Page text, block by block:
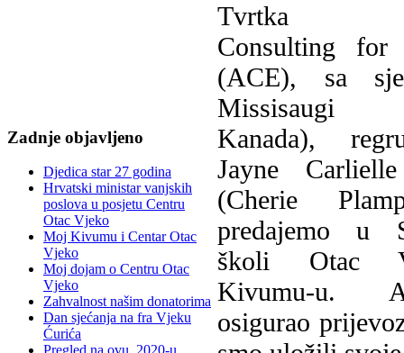
Zadnje objavljeno
Djedica star 27 godina
Hrvatski ministar vanjskih
poslova u posjetu Centru
Otac Vjeko
Moj Kivumu i Centar Otac
Vjeko
Moj dojam o Centru Otac
Vjeko
Zahvalnost našim donatorima
Dan sjećanja na fra Vjeku
Ćurića
Tvrtka
Consulting for
(ACE), sa
Missisaugi
Kanada),
Jayne
(Cherie
predajemo u
školi Otac
Kivumu-u.
osigurao